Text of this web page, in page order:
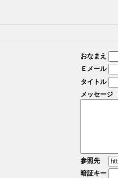
おなまえ
Ｅメール
タイトル
メッセージ
参照先
暗証キー